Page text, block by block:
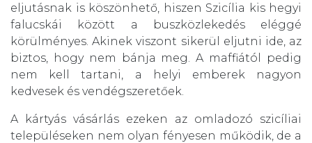
eljutásnak is köszönhető, hiszen Szicília kis hegyi
falucskái között a buszközlekedés eléggé
körülményes. Akinek viszont sikerül eljutni ide, az
biztos, hogy nem bánja meg. A maffiától pedig
nem kell tartani, a helyi emberek nagyon
kedvesek és vendégszeretőek.
A kártyás vásárlás ezeken az omladozó szicíliai
településeken nem olyan fényesen működik, de a